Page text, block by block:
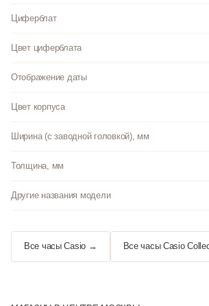
Циферблат
Цвет циферблата
Отображение даты
Цвет корпуса
Ширина (с заводной головкой), мм
Толщина, мм
Другие названия модели
Все часы Casio → Все часы Casio